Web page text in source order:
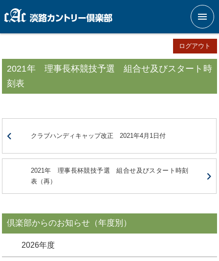
メニ
ログアウト
2021年 理事長杯競技予選 組合せ及びスタート時
刻表
クラブハンディキャップ改正 2021年4月1日付
2021年 理事長杯競技予選 組合せ及びスタート時刻
表（再）
倶楽部からのお知らせ（年度別）
2026年度